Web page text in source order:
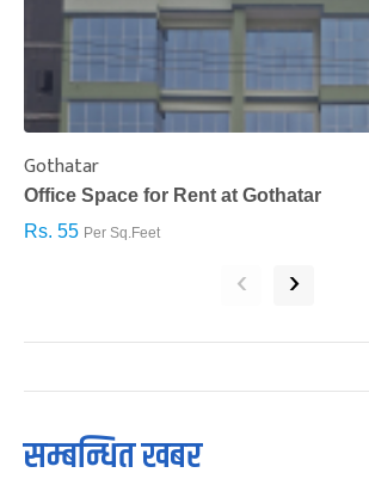
Gothatar
Office Space for Rent at Gothatar
Rs. 55 Per Sq.Feet
‹ ›
सम्बन्धित खबर